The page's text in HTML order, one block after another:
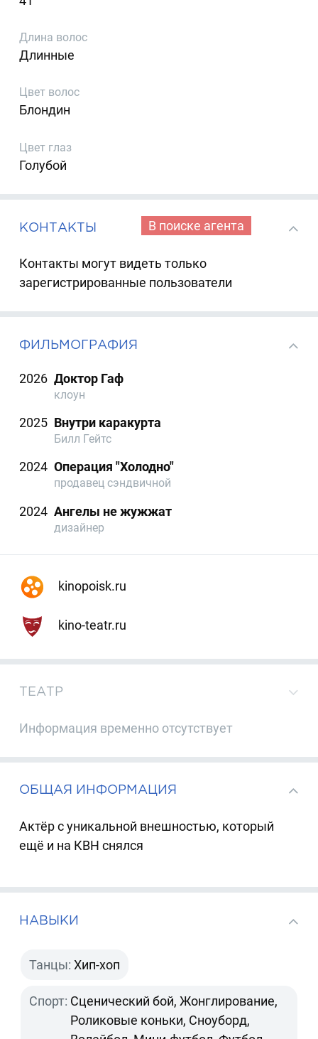
Длина волос
Длинные
Цвет волос
Блондин
Цвет глаз
Голубой
КОНТАКТЫ В поиске агента
Контакты могут видеть только
зарегистрированные пользователи
ФИЛЬМОГРАФИЯ
2026 Доктор Гаф
клоун
2025 Внутри каракурта
Билл Гейтс
2024 Операция "Холодно"
продавец сэндвичной
2024 Ангелы не жужжат
дизайнер
kinopoisk.ru
kino-teatr.ru
ТЕАТР
Информация временно отсутствует
ОБЩАЯ ИНФОРМАЦИЯ
Актёр с уникальной внешностью, который
ещё и на КВН снялся
НАВЫКИ
Танцы: Хип-хоп
Спорт: Сценический бой, Жонглирование,
Роликовые коньки, Сноуборд,